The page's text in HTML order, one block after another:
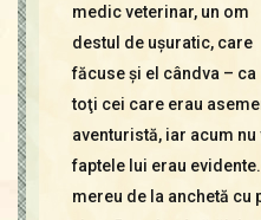
medic veterinar, un om
destul de uşuratic, care
făcuse şi el cândva – ca
toţi cei care erau
aventuristă, iar acum
faptele lui erau
mereu de la anchetă